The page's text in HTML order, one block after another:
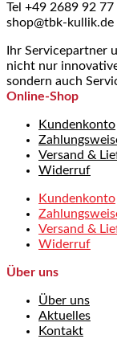
Tel +49 2689 92 77
shop@tbk-kullik.de
Ihr Servicepartner
nicht nur
sondern auch
Online-Shop
Kundenkonto
Versand &
Widerruf
Kundenkonto
Versand &
Widerruf
Über uns
Über uns
Aktuelles
Kontakt